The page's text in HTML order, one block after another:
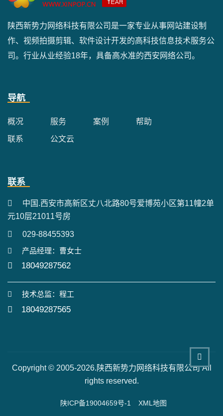
陕西新势力网络科技有限公司是一家专业从事网站建设制
作、视频拍摄剪辑、软件设计开发的高科技信息技术服务公
司。行业从业经验18年，具备高水准的西安网络公司。
导航
概况 服务 案例 帮助
联系 公文云
联系
中国.西安市高新区丈八北路80号爱博苑小区第11幢2单
元10层21011号房
029-88455393
产品经理：曹女士
18049287562
技术总监：程工
18049287565
Copyright © 2005-2026.陕西新势力网络科技有限公司 All
rights reserved.
陕ICP备19004659号-1 XML地图